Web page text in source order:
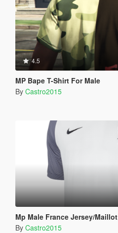
4.5
MP Bape T-Shirt For Male
By Castro2015
Mp Male France Jersey/Maillot
By Castro2015